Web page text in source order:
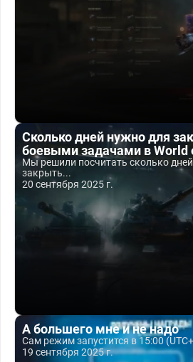
Сколько дней нужно для
боевыми задачами в World
Мы решили посчитать сколько
закрыть...
20 сентября 2025 г.
А большего мне и не надо
Сам режим запустится в 15:00
19 сентября 2025 г.